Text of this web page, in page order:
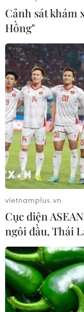
CƠ QUAN CHỦ QUẢN:
Tổng Biên tập:
Phó Tổng Biên tập:
THỦY
Sở hữu trí tuệ
RSS
Ngôn ngữ
Dịch vụ tin
Liên hệ
Giấy phép số: 1374/
cấp ngày 11/9/2008.
Quảng cáo: Phó TBT
Cảnh sát khám
Hồng"
vietnamplus.vn
Cục diện
ngôi đầu, Thái